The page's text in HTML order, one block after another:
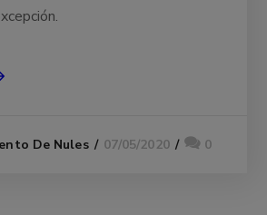
De Nules 07/05/2020 0